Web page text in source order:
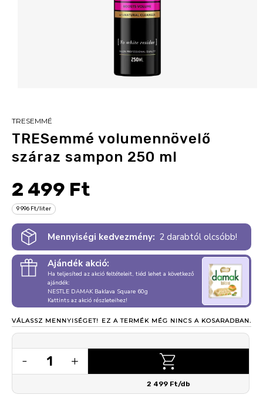
TRESEMMÉ
TRESemmé volumennövelő
száraz sampon 250 ml
2 499 Ft
9 996 Ft/liter
Mennyiségi kedvezmény: 2 darabtól olcsóbb!
Ajándék akció:
Ha teljesíted az akció feltételeit, tiéd lehet a következő
ajándék:
NESTLE DAMAK Baklava Square 60g
Kattints az akció részleteihez!
VÁLASSZ MENNYISÉGET! EZ A TERMÉK MÉG NINCS A KOSARADBAN.
- 1 +
2 499 Ft/db